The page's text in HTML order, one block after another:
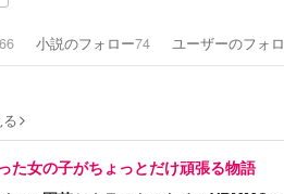
小説のフォロー74 ユーザーのフォ
た女の子がちょっとだけ頑張る物語